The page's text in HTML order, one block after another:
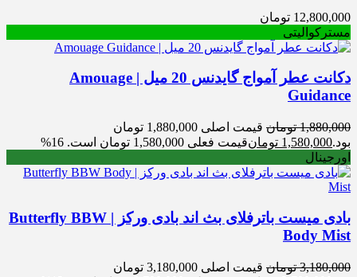
12,800,000 تومان
مسترکوالیتی
دکانت عطر آمواج گایدنس 20 میل | Amouage
Guidance
1,880,000 تومان
قیمت اصلی 1,880,000 تومان
بود.1,580,000 تومانقیمت فعلی 1,580,000 تومان است.
16%
اورجینال
بادی میست باترفلای بث اند بادی ورکز | Butterfly BBW
Body Mist
3,180,000 تومان
قیمت اصلی 3,180,000 تومان